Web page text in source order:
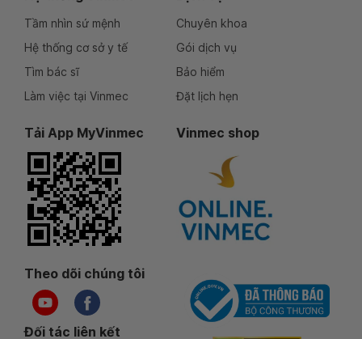
Tầm nhìn sứ mệnh
Hệ thống cơ sở y tế
Tìm bác sĩ
Làm việc tại Vinmec
Chuyên khoa
Gói dịch vụ
Bảo hiểm
Đặt lịch hẹn
Tải App MyVinmec Vinmec shop
Theo dõi chúng tôi
Đối tác liên kết